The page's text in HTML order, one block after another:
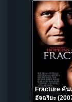
Fracture ค้น
อัจฉริยะ